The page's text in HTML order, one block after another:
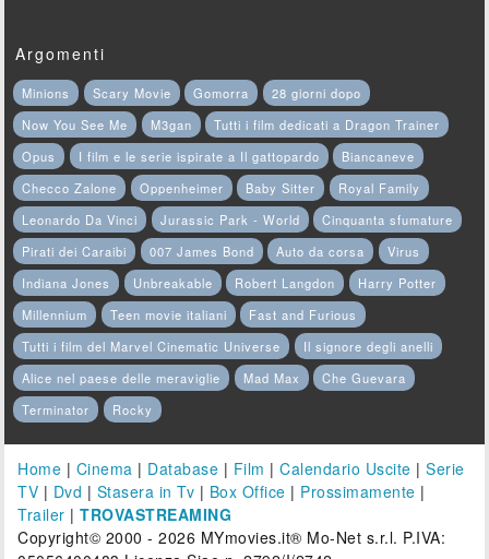
Argomenti
Minions Scary Movie Gomorra
28 giorni dopo
Now You See Me
M3gan
Tutti i film dedicati a Dragon Trainer
Opus
I film e le serie ispirate a Il gattopardo
Biancaneve
Checco Zalone
Oppenheimer Baby Sitter
Royal Family
Leonardo Da Vinci
Jurassic Park - World
Cinquanta sfumature
Pirati dei Caraibi
007 James Bond Auto da corsa
Virus
Indiana Jones
Unbreakable Robert Langdon
Harry Potter
Millennium
Teen movie italiani
Fast and Furious
Tutti i film del Marvel Cinematic Universe
Il signore degli anelli
Alice nel paese delle meraviglie
Mad Max
Che Guevara
Terminator
Rocky
Home | Cinema | Database | Film |Calendario Uscite |Serie
TV | Dvd | Stasera in Tv | Box Office | Prossimamente |
Trailer |TROVASTREAMING
Copyright© 2000 - 2026 MYmovies.it® Mo-Net s.r.l. P.IVA: